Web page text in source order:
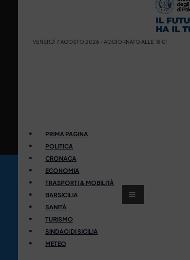
VENERDÌ 7 AGOSTO 2026 - AGGIORNATO ALLE 18:01
PRIMA PAGINA
POLITICA
CRONACA
ECONOMIA
TRASPORTI & MOBILITÀ
BARSICILIA
SANITÀ
TURISMO
SINDACI DI SICILIA
METEO